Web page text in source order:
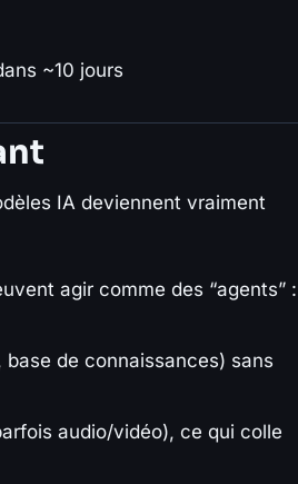
~10 jours
IA deviennent vraiment
agir comme des “agents” :
de connaissances) sans
audio/vidéo), ce qui colle